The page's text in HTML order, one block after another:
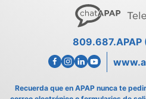
809.687.APAP
Recuerda que en APAP nunca te